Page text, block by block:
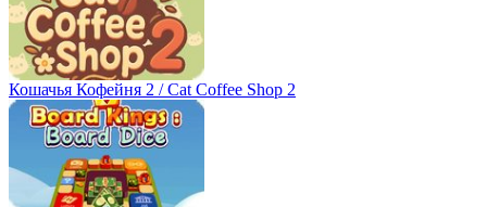
Кошачья Кофейня 2 / Cat Coffee Shop 2